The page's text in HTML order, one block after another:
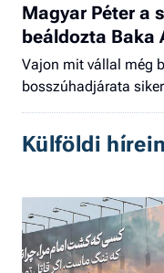
Magyar Péter a
beáldozta Baka
Vajon mit vállal még
bosszúhadjárata
Külföldi